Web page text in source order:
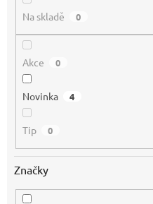
Na skladě 0
Akce 0
Novinka 4
Tip 0
Značky